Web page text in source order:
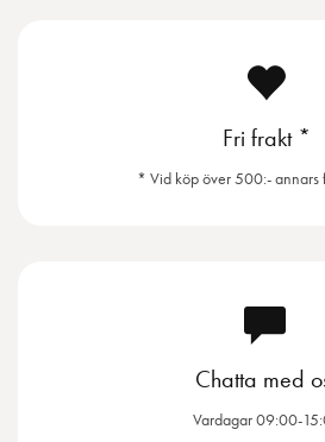
Fri frakt *
* Vid köp över 500:- annars
Chatta med
Vardagar 09:00-